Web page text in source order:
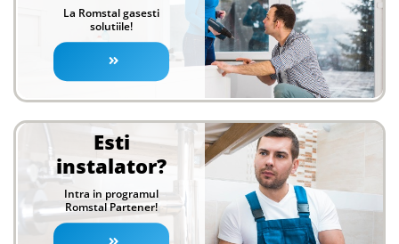
La Romstal gasesti
solutiile!
Esti
instalator?
Intra in programul
Romstal Partener!